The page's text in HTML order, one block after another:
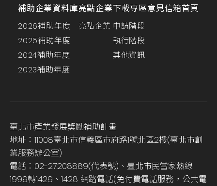
補助企業資料庫
2026補助年度
2025補助年度
2024補助年度
2023補助年度
亮點企業
亮點企業
下載專區
申請階段
執行階段
其他資訊
意見信箱首頁
臺北市產業發展獎勵補助計畫
地址：11008臺北市信義區市府路1號北區2樓(臺北市創
業服務辦公室)
電話：02-27208889(代表號)、臺北市民當家熱線
1999轉1429、1428 網路電話(免付費電話服務，公共電